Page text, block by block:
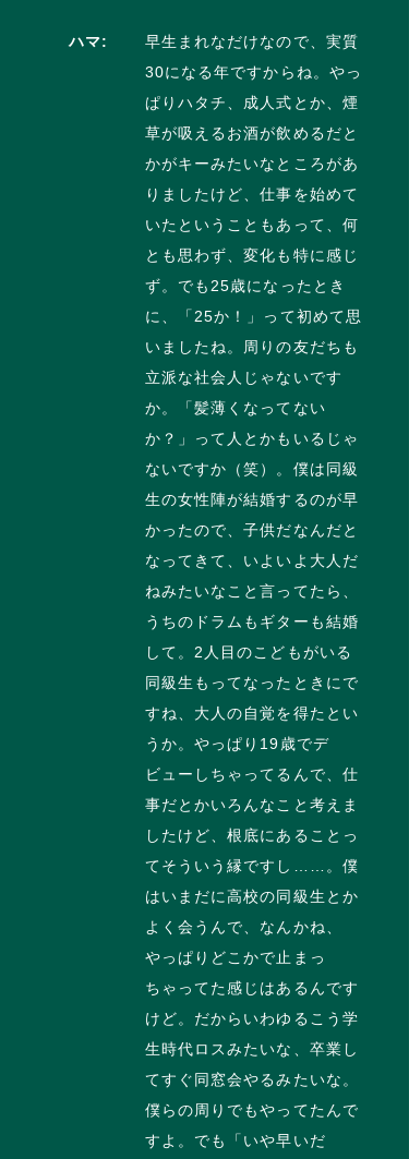
ハマ:
早生まれなだけなので、実質
30になる年ですからね。やっ
ぱりハタチ、成人式とか、煙
草が吸えるお酒が飲めるだと
かがキーみたいなところがあ
りましたけど、仕事を始めて
いたということもあって、何
とも思わず、変化も特に感じ
ず。でも25歳になったとき
に、「25か！」って初めて思
いましたね。周りの友だちも
立派な社会人じゃないです
か。「髪薄くなってない
か？」って人とかもいるじゃ
ないですか（笑）。僕は同級
生の女性陣が結婚するのが早
かったので、子供だなんだと
なってきて、いよいよ大人だ
ねみたいなこと言ってたら、
うちのドラムもギターも結婚
して。2人目のこどもがいる
同級生もってなったときにで
すね、大人の自覚を得たとい
うか。やっぱり19歳でデ
ビューしちゃってるんで、仕
事だとかいろんなこと考えま
したけど、根底にあることっ
てそういう縁ですし……。僕
はいまだに高校の同級生とか
よく会うんで、なんかね、
やっぱりどこかで止まっ
ちゃってた感じはあるんです
けど。だからいわゆるこう学
生時代ロスみたいな、卒業し
てすぐ同窓会やるみたいな。
僕らの周りでもやってたんで
すよ。でも「いや早いだ